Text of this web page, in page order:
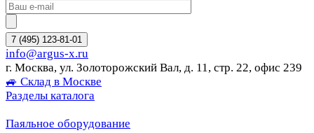
7 (495) 123-81-01
info@argus-x.ru
г. Москва, ул. Золоторожский Вал, д. 11, стр. 22, офис 239
🚙 Склад в Москве
Разделы каталога
Паяльное оборудование